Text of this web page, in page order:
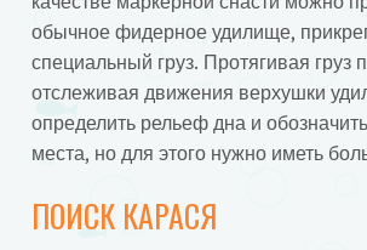
обычное фидерное удилище,
специальный груз. Протягивая груз
отслеживая движения верхушки
определить рельеф дна и
места, но для этого нужно иметь
ПОИСК КАРАСЯ